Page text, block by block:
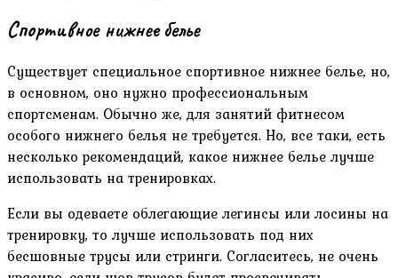
Спортивное нижнее белье
Существует специальное спортивное нижнее белье, но,
в основном, оно нужно профессиональным
спортсменам. Обычно же, для занятий фитнесом
особого нижнего белья не требуется. Но, все таки, есть
несколько рекомендаций, какое нижнее белье лучше
использовать на тренировках.
Если вы одеваете облегающие легинсы или лосины на
тренировку, то лучше использовать под них
бесшовные трусы или стринги. Согласитесь, не очень